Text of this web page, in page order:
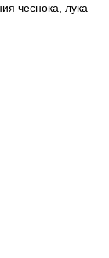
чеснока, лука